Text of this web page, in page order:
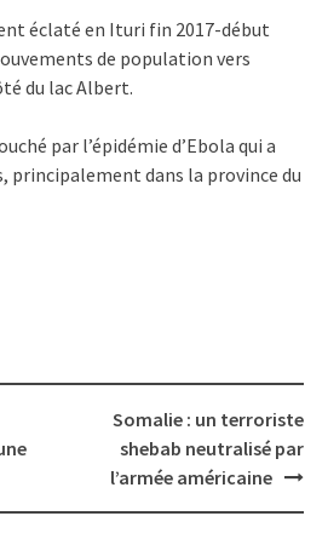
éclaté en Ituri fin 2017-début
de population vers
du lac Albert.
par l’épidémie d’Ebola qui a
principalement dans la province du
Somalie : un terroriste
shebab neutralisé par
l’armée américaine